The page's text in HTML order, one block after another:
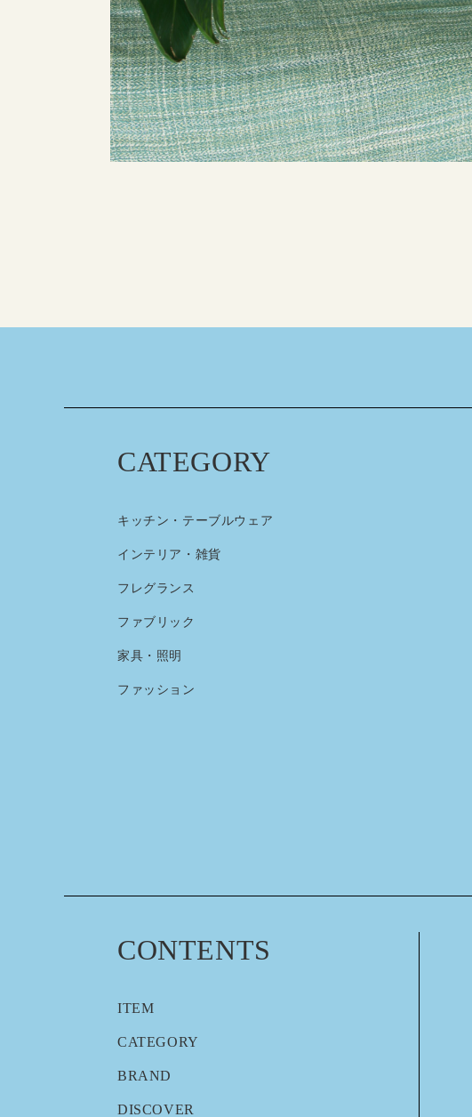
CATEGORY
キッチン・テーブルウェア
インテリア・雑貨
フレグランス
ファブリック
家具・照明
ファッション
CONTENTS
ITEM
CATEGORY
BRAND
DISCOVER